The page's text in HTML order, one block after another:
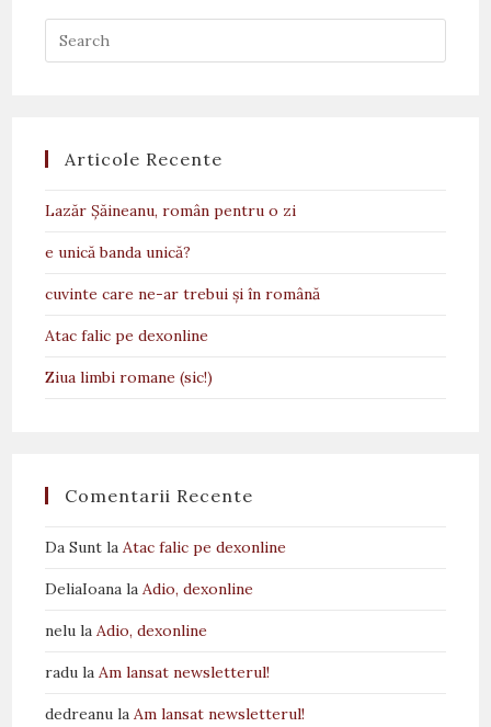
Articole Recente
Lazăr Șăineanu, român pentru o zi
e unică banda unică?
cuvinte care ne-ar trebui și în română
Atac falic pe dexonline
Ziua limbi romane (sic!)
Comentarii Recente
Da Sunt laAtac falic pe dexonline
DeliaIoana laAdio, dexonline
nelu laAdio, dexonline
radu laAm lansat newsletterul!
dedreanu laAm lansat newsletterul!